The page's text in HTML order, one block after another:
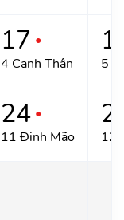
17 ●
4 Canh Thân 5
24 ●
11 Đinh Mão 12